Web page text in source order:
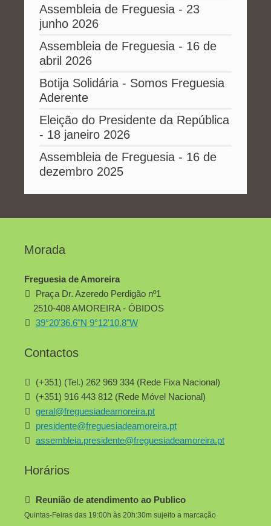
Assembleia de Freguesia - 23
junho 2026
Assembleia de Freguesia - 16 de
abril 2026
Botija Solidária - Somos Freguesia
Aderente
Eleição do Presidente da República
- 18 janeiro 2026
Assembleia de Freguesia - 16 de
dezembro 2025
Morada
Freguesia de Amoreira
Praça Dr. Azeredo Perdigão nº1
2510-408 AMOREIRA - ÓBIDOS
39°20'36.6"N 9°12'10.8"W
Contactos
(+351) (Tel.) 262 969 334 (Rede Fixa Nacional)
(+351) 916 443 812 (Rede Móvel Nacional)
geral@freguesiadeamoreira.pt
presidente@freguesiadeamoreira.pt
assembleia.presidente@freguesiadeamoreira.pt
Horários
Reunião de atendimento ao Publico
Quintas-Feiras das 19:00h às 20h:30m sujeito a marcação